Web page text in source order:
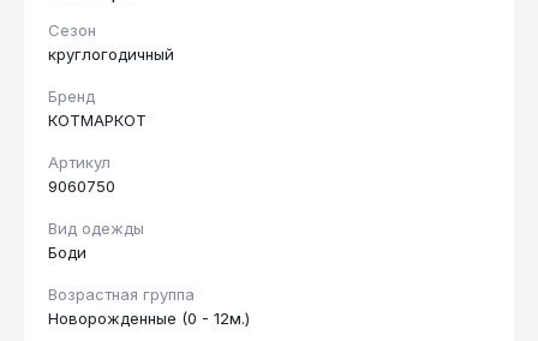
Сезон
круглогодичный
Бренд
КОТМАРКОТ
Артикул
9060750
Вид одежды
Боди
Возрастная группа
Новорожденные (0 - 12м.)